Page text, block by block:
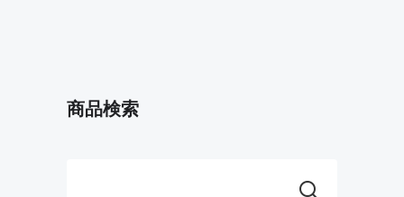
商品検索